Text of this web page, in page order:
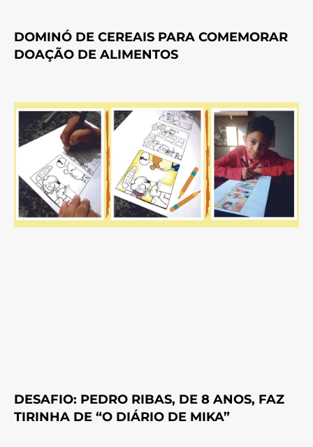
DOMINÓ DE CEREAIS PARA COMEMORAR
DOAÇÃO DE ALIMENTOS
DESAFIO: PEDRO RIBAS, DE 8 ANOS, FAZ
TIRINHA DE “O DIÁRIO DE MIKA”